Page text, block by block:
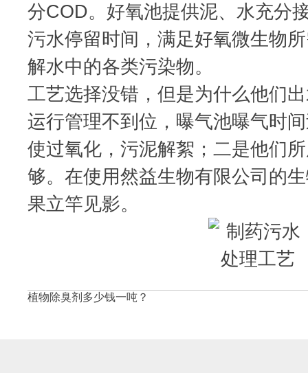
分COD。好氧池提供泥、水充分
污水停留时间，满足好氧微生物
解水中的各类污染物。
工艺选择没错，但是为什么他们
运行管理不到位，曝气池曝气时
使过氧化，污泥解絮；二是他们
够。在使用然益生物有限公司的
果立竿见影。
植物除臭剂多少钱一吨？